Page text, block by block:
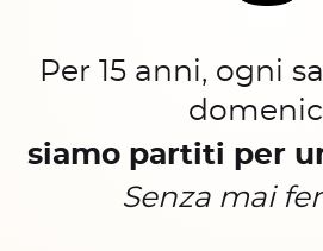
Per 15 anni, ogni
siamo partiti per
Senza mai